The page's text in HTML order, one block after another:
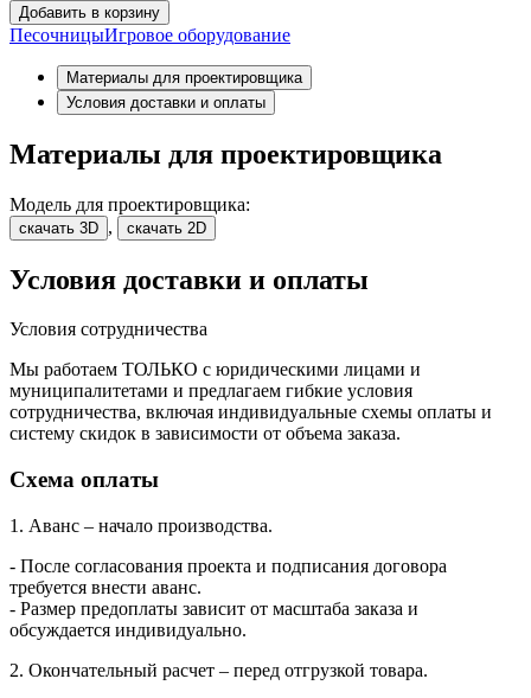
Добавить в корзину
ПесочницыИгровое оборудование
Материалы для проектировщика
Условия доставки и оплаты
Материалы для проектировщика
Модель для проектировщика:
скачать 3D , скачать 2D
Условия доставки и оплаты
Условия сотрудничества
Мы работаем ТОЛЬКО с юридическими лицами и
муниципалитетами и предлагаем гибкие условия
сотрудничества, включая индивидуальные схемы оплаты и
систему скидок в зависимости от объема заказа.
Схема оплаты
1. Аванс – начало производства.
- После согласования проекта и подписания договора
требуется внести аванс.
- Размер предоплаты зависит от масштаба заказа и
обсуждается индивидуально.
2. Окончательный расчет – перед отгрузкой товара.